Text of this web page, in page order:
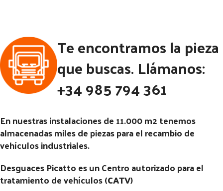
Código Pieza:53213
Código Pieza: 53179
Te encontramos la pieza
que buscas. Llámanos:
+34 985 794 361
En nuestras instalaciones de 11.000 m2 tenemos
almacenadas miles de piezas para el recambio de
vehículos industriales.
Desguaces Picatto es un Centro autorizado para el
tratamiento de vehículos (CATV)